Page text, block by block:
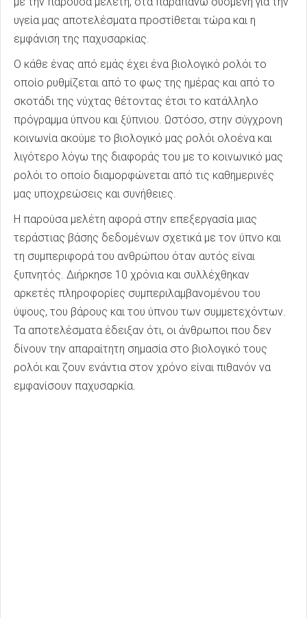
υγεία μας αποτελέσματα προστίθεται τώρα και η
εμφάνιση της παχυσαρκίας.
Ο κάθε ένας από εμάς έχει ένα βιολογικό ρολόι το
οποίο ρυθμίζεται από το φως της ημέρας και από το
σκοτάδι της νύχτας θέτοντας έτσι το κατάλληλο
πρόγραμμα ύπνου και ξύπνιου. Ωστόσο, στην σύγχρονη
κοινωνία ακούμε το βιολογικό μας ρολόι ολοένα και
λιγότερο λόγω της διαφοράς του με το κοινωνικό μας
ρολόι το οποίο διαμορφώνεται από τις καθημερινές
μας υποχρεώσεις και συνήθειες.
Η παρούσα μελέτη αφορά στην επεξεργασία μιας
τεράστιας βάσης δεδομένων σχετικά με τον ύπνο και
τη συμπεριφορά του ανθρώπου όταν αυτός είναι
ξυπνητός. Διήρκησε 10 χρόνια και συλλέχθηκαν
αρκετές πληροφορίες συμπεριλαμβανομένου του
ύψους, του βάρους και του ύπνου των συμμετεχόντων.
Τα αποτελέσματα έδειξαν ότι, οι άνθρωποι που δεν
δίνουν την απαραίτητη σημασία στο βιολογικό τους
ρολόι και ζουν ενάντια στον χρόνο είναι πιθανόν να
εμφανίσουν παχυσαρκία.